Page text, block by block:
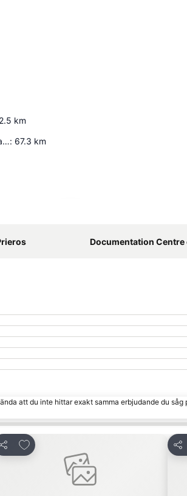
km
Berlin Brandenburg Airport "Willy Brandt": 67.3 km
Documentation Centre of Everyday
att du inte hittar exakt samma erbjudande du såg
Dela
Lägg till i Mina Favoriter
Dela